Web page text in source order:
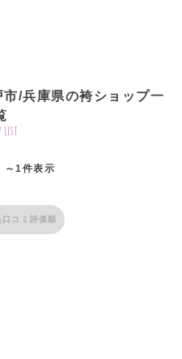
/兵庫県の袴ショップ一
list
～1件表示
口コミ評価順